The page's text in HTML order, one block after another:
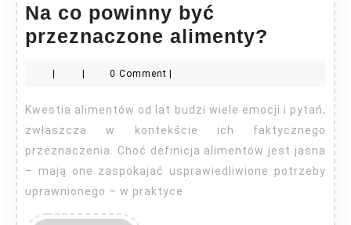
Na co powinny być
przeznaczone alimenty?
powinny
być
| | 0 Comment |
Kwestia alimentów od lat budzi wiele emocji i pytań,
zwłaszcza w kontekście ich faktycznego
przeznaczenia. Choć definicja alimentów jest jasna
– mają one zaspokajać usprawiedliwione potrzeby
uprawnionego – w praktyce